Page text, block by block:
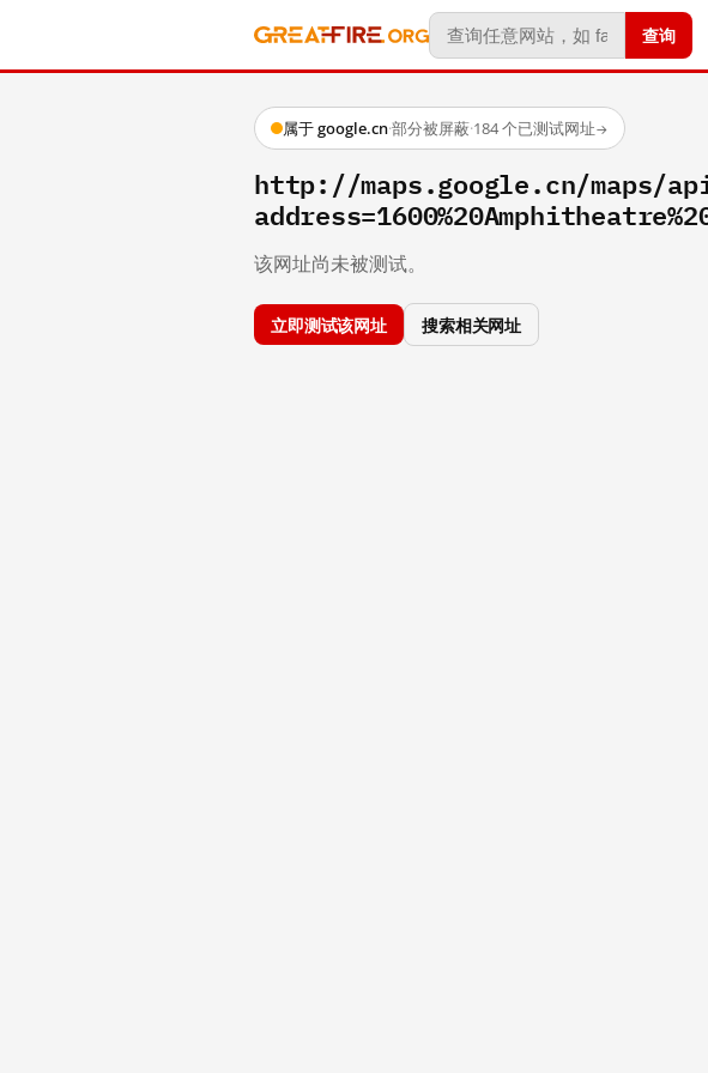
查询
属于 google.cn·部分被屏蔽·184 个已测试网址→
http://maps.google.cn/maps/
该网址尚未被测试。
立即测试该网址 搜索相关网址